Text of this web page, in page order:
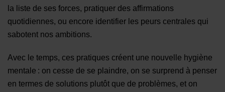
la liste de ses forces, pratiquer des affirmations
quotidiennes, ou encore identifier les peurs centrales qui
sabotent nos ambitions.
Avec le temps, ces pratiques créent une nouvelle hygiène
mentale : on cesse de se plaindre, on se surprend à penser
en termes de solutions plutôt que de problèmes, et on